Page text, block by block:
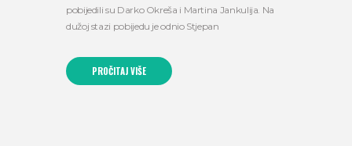
pobijedili su Darko Okreša i Martina Jankulija. Na
dužoj stazi pobijedu je odnio Stjepan
PROČITAJ VIŠE